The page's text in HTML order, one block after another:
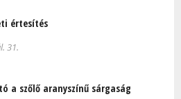
értesítés
31.
a szőlő aranyszínű sárgaság